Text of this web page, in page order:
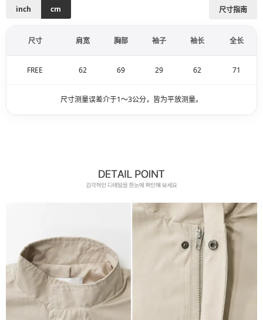
尺寸指南
inch cm
尺寸 肩宽 胸部 袖子 袖长 全长
FREE 62 69 29 62 71
尺寸测量误差介于1～3公分，皆为平放测量。